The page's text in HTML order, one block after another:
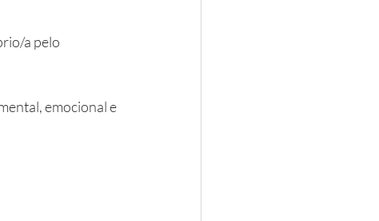
a pelo
emocional e